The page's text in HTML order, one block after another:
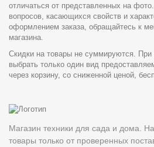
отличаться от представленных на
вопросов, касающихся свойств и
оформлением заказа, обращайтесь к
магазина.
Скидки на товары не суммируются.
выбрать только один вид
через корзину, со сниженной ценой,
Магазин техники для сада и дома.
товары только от проверенных